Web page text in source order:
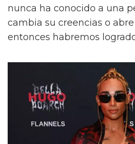
nunca ha conocido a una
cambia su creencias o
entonces habremos